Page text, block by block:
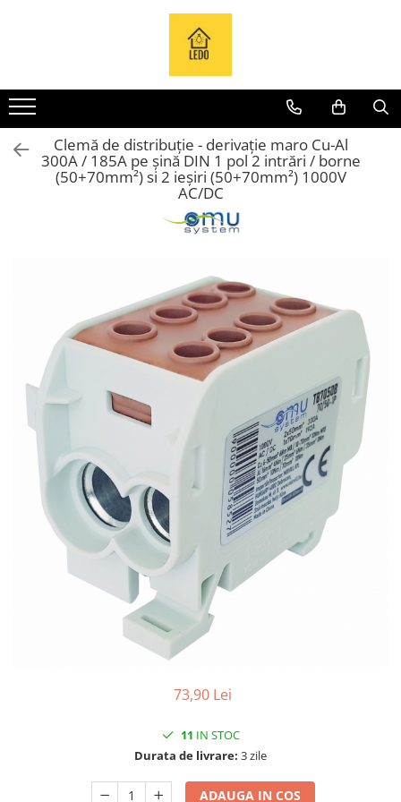
Becuri
Becuri LED
Tuburi LED
Tablouri electrice
Tablouri organizare de santier
Accesorii tablouri electrice
Aparataj tablouri electrice
Sigurante automate
Sigurante fuzibile
Contactoare si relee
electrice
Alte aparataje
Lampi
Industriale
Prelungitoare casnice
Clemă de distribuție - derivație maro Cu-Al
300A / 185A pe șină DIN 1 pol 2 intrări / borne
(50+70mm²) si 2 ieșiri (50+70mm²) 1000V
AC/DC
73,90 Lei
11 IN STOC
Durata de livrare: 3 zile
ADAUGA IN COS